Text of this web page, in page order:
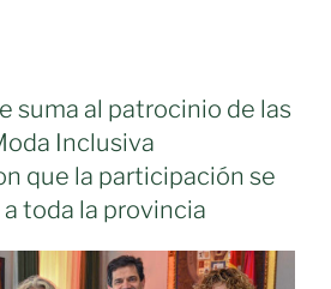
suma al patrocinio de las
Inclusiva
que la participación se
toda la provincia